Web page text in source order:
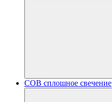
COB сплошное свечение